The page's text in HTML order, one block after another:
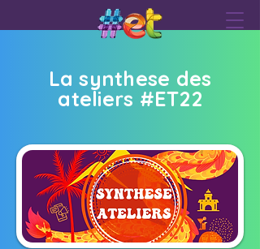
La synthese des
ateliers #ET22